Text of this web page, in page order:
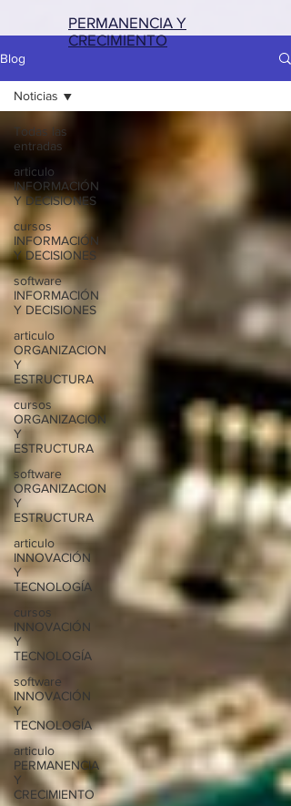
Blog
Todas las
entradas
articulo
INFORMACIÓN
Y DECISIONES
cursos
INFORMACIÓN
Y DECISIONES
software
INFORMACIÓN
Y DECISIONES
articulo
ORGANIZACION
Y
ESTRUCTURA
cursos
ORGANIZACION
Y
ESTRUCTURA
software
ORGANIZACION
Y
ESTRUCTURA
articulo
INNOVACIÓN
Y
TECNOLOGÍA
cursos
INNOVACIÓN
Y
TECNOLOGÍA
software
INNOVACIÓN
Y
TECNOLOGÍA
articulo
PERMANENCIA
Y
CRECIMIENTO
Noticias
PERMANENCIA Y
CRECIMIENTO